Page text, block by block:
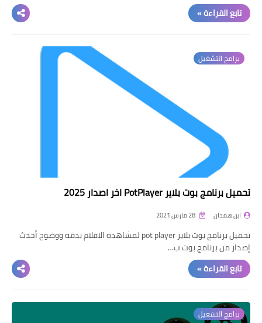
تابع القراءة »
برامج التشغيل
تحميل برنامج بوت بلاير PotPlayer اخر اصدار 2025
ابن همدان
تحميل برنامج بوت بلاير pot player لمشاهده الافلام بدقه ووضوح أحدث
إصدار من برنامج بوت ب…
تابع القراءة »
برامج التشغيل